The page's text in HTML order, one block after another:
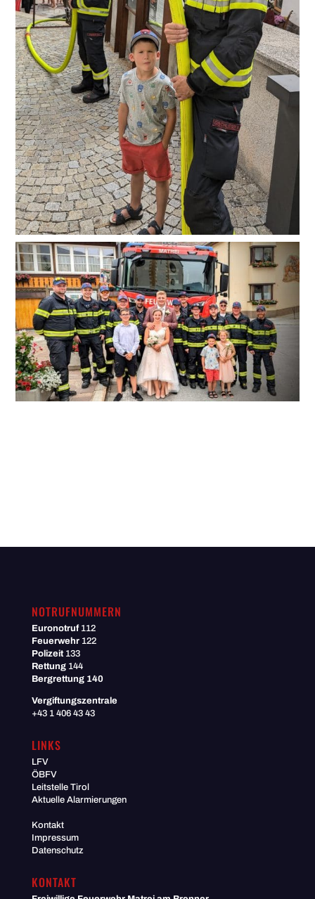
NOTRUFNUMMERN
Euronotruf112
Feuerwehr122
Polizeit133
Rettung144
Bergrettung 140
Vergiftungszentrale
+43 1 406 43 43
LINKS
LFV
ÖBFV
Leitstelle Tirol
Aktuelle Alarmierungen
Kontakt
Impressum
Datenschutz
KONTAKT